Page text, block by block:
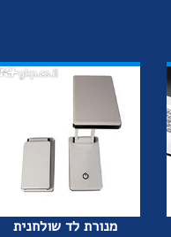
מנורת לד שולחנית